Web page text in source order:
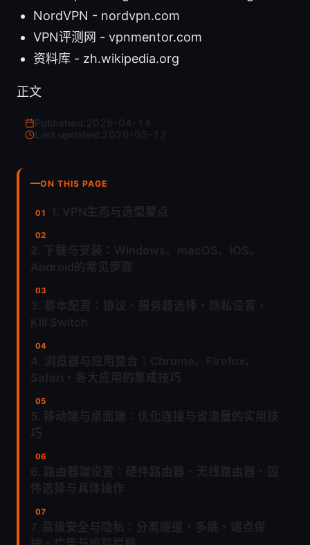
NordVPN - nordvpn.com
VPN评测网 - vpnmentor.com
资料库 - zh.wikipedia.org
正文
Last updated:
ON THIS PAGE